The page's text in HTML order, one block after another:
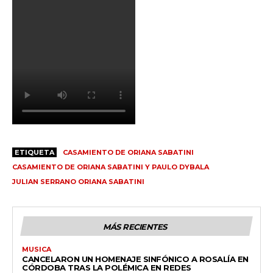
ETIQUETA
CASAMIENTO DE ORIANA SABATINI
CASAMIENTO DE ORIANA SABATINI Y PAULO DYBALA
JULIAN SERRANO ORIANA SABATINI
MÁS RECIENTES
MUSICA
CANCELARON UN HOMENAJE SINFÓNICO A ROSALÍA EN
CÓRDOBA TRAS LA POLÉMICA EN REDES